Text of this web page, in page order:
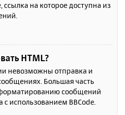
ссылка на которое доступна из
HTML?
невозможны отправка и
Большая часть
сообщений
использованием BBCode.